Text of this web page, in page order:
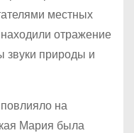
местных
отражение
звуки природы и
на
Мария была